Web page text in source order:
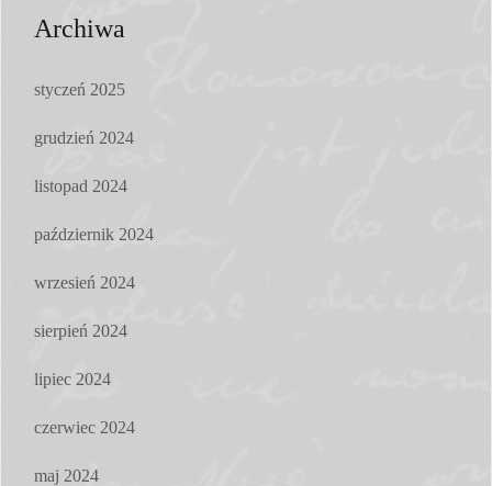
Archiwa
styczeń 2025
grudzień 2024
listopad 2024
październik 2024
wrzesień 2024
sierpień 2024
lipiec 2024
czerwiec 2024
maj 2024